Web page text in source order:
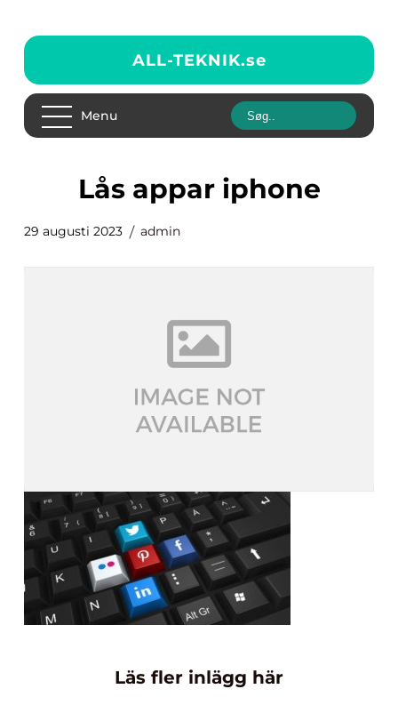
ALL-TEKNIK.se
Menu
lås appar iphone
29 augusti 2023 admin
Läs fler inlägg här